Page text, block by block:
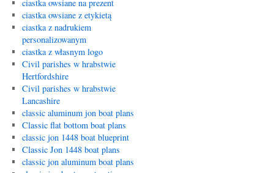
ciastka owsiane na prezent
ciastka owsiane z etykietą
ciastka z nadrukiem
personalizowanym
ciastka z własnym logo
Civil parishes w hrabstwie
Hertfordshire
Civil parishes w hrabstwie
Lancashire
classic aluminum jon boat plans
Classic flat bottom boat plans
classic jon 1448 boat blueprint
Classic Jon 1448 boat plans
classic jon aluminum boat plans